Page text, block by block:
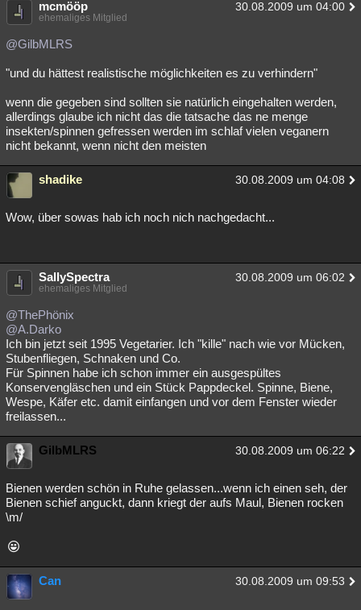
mcmööp 30.08.2009 um 04:00
ehemaliges Mitglied
@GilbMLRS
"und du hättest realistische möglichkeiten es zu verhindern"
wenn die gegeben sind sollten sie natürlich eingehalten werden,
allerdings glaube ich nicht das die tatsache das ne menge
insekten/spinnen gefressen werden im schlaf vielen veganern
nicht bekannt, wenn nicht den meisten
shadike 30.08.2009 um 04:08
Wow, über sowas hab ich noch nich nachgedacht...
SallySpectra 30.08.2009 um 06:02
ehemaliges Mitglied
@ThePhönix
@A.Darko
Ich bin jetzt seit 1995 Vegetarier. Ich "kille" nach wie vor Mücken,
Stubenfliegen, Schnaken und Co.
Für Spinnen habe ich schon immer ein ausgespültes
Konservengläschen und ein Stück Pappdeckel. Spinne, Biene,
Wespe, Käfer etc. damit einfangen und vor dem Fenster wieder
freilassen...
GilbMLRS 30.08.2009 um 06:22
Bienen werden schön in Ruhe gelassen...wenn ich einen seh, der
Bienen schief anguckt, dann kriegt der aufs Maul, Bienen rocken
\m/
Can 30.08.2009 um 09:53